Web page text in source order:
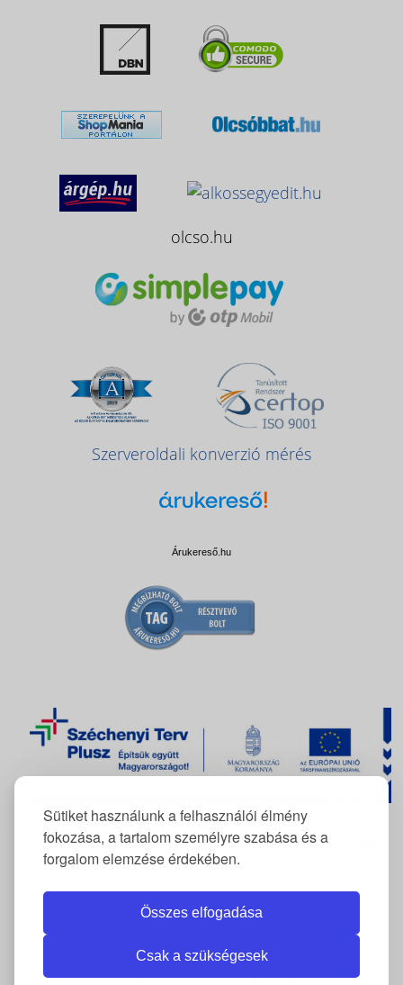
Sütiket használunk a felhasználói élmény
fokozása, a tartalom személyre szabása és a
forgalom elemzése érdekében.
Összes elfogadása
Csak a szükségesek
olcso.hu
Szerveroldali konverzió mérés
Árukereső.hu
A FlexCom Kommunikációs Kft. azRRF-REP-10.10.1-24-2026-
11222azonosítószámú projekt keretében támogatásban
NEMZETKÖZI OLDALAINK